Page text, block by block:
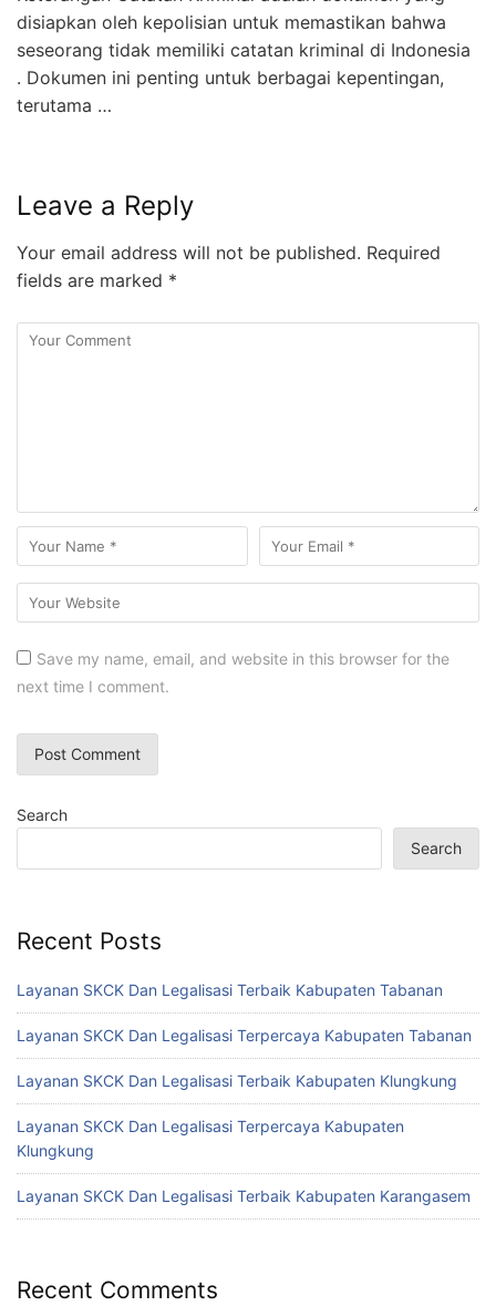
disiapkan oleh kepolisian untuk memastikan bahwa
seseorang tidak memiliki catatan kriminal di Indonesia
. Dokumen ini penting untuk berbagai kepentingan,
terutama …
Leave a Reply
Your email address will not be published. Required
fields are marked *
Save my name, email, and website in this browser for the
next time I comment.
Search
Search
Recent Posts
Layanan SKCK Dan Legalisasi Terbaik Kabupaten Tabanan
Layanan SKCK Dan Legalisasi Terpercaya Kabupaten Tabanan
Layanan SKCK Dan Legalisasi Terbaik Kabupaten Klungkung
Layanan SKCK Dan Legalisasi Terpercaya Kabupaten
Klungkung
Layanan SKCK Dan Legalisasi Terbaik Kabupaten Karangasem
Recent Comments